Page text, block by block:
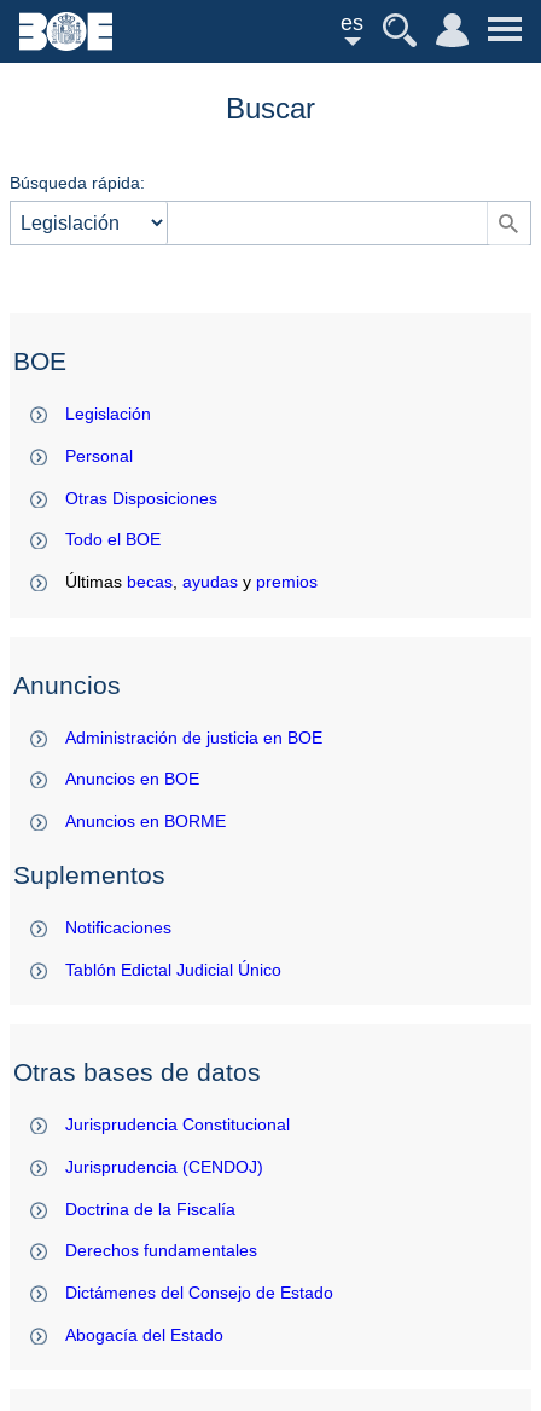
es
Buscar
Búsqueda rápida:
BOE
Legislación
Personal
Otras Disposiciones
Todo el BOE
Últimas becas ,ayudas y premios
Anuncios
Administración de justicia en BOE
Anuncios en BOE
Anuncios en BORME
Suplementos
Notificaciones
Tablón Edictal Judicial Único
Otras bases de datos
Jurisprudencia Constitucional
Jurisprudencia (CENDOJ)
Doctrina de la Fiscalía
Derechos fundamentales
Dictámenes del Consejo de Estado
Abogacía del Estado